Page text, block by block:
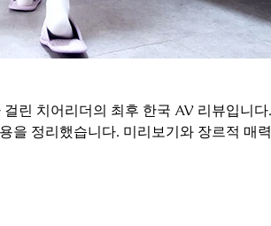
린 치어리더의 최후 한국 AV 리뷰입니
을 정리했습니다. 미리보기와 장르적 매